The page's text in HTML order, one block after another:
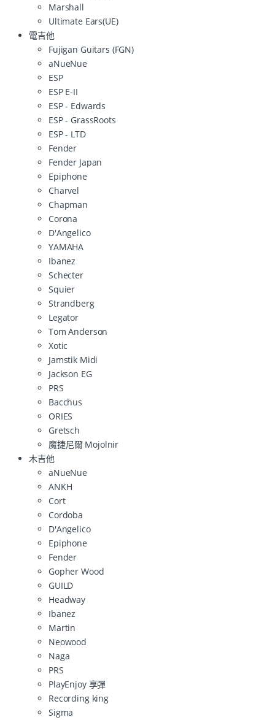
Marshall
Ultimate Ears(UE)
電吉他
Fujigan Guitars (FGN)
aNueNue
ESP
ESP E-II
ESP - Edwards
ESP - GrassRoots
ESP - LTD
Fender
Fender Japan
Epiphone
Charvel
Chapman
Corona
D'Angelico
YAMAHA
Ibanez
Schecter
Squier
Strandberg
Legator
Tom Anderson
Xotic
Jamstik Midi
Jackson EG
PRS
Bacchus
ORIES
Gretsch
魔捷尼爾 Mojolnir
木吉他
aNueNue
ANKH
Cort
Cordoba
D'Angelico
Epiphone
Fender
Gopher Wood
GUILD
Headway
Ibanez
Martin
Neowood
Naga
PRS
PlayEnjoy 享彈
Recording king
Sigma